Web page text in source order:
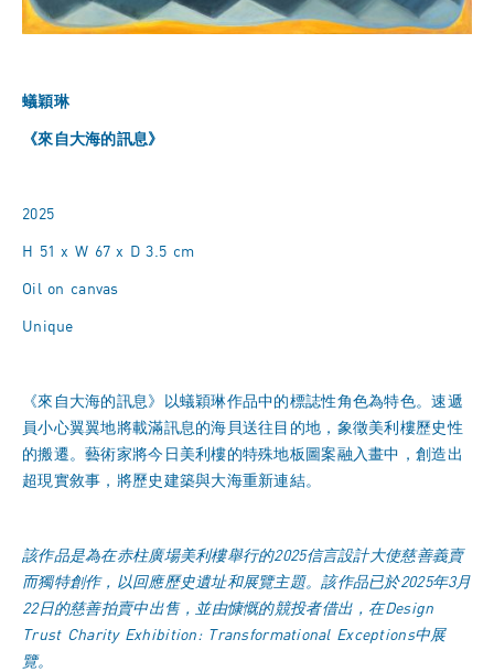
蟻穎琳
《來自大海的訊息》
2025
H 51 x W 67 x D 3.5 cm
Oil on canvas
Unique
《來自大海的訊息》以蟻穎琳作品中的標誌性角色為特色。速遞
員小心翼翼地將載滿訊息的海貝送往目的地，象徵美利樓歷史性
的搬遷。藝術家將今日美利樓的特殊地板圖案融入畫中，創造出
超現實敘事，將歷史建築與大海重新連結。
該作品是為在赤柱廣場美利樓舉行的2025信言設計大使慈善義賣
而獨特創作，以回應歷史遺址和展覽主題。該作品已於2025年3月
22日的慈善拍賣中出售，並由慷慨的競投者借出，在Design
Trust Charity Exhibition: Transformational Exceptions中展
覽。